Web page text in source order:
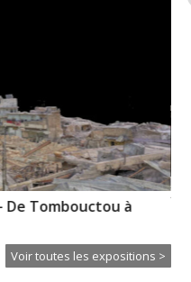
De Tombouctou à
Voir toutes les expositions >